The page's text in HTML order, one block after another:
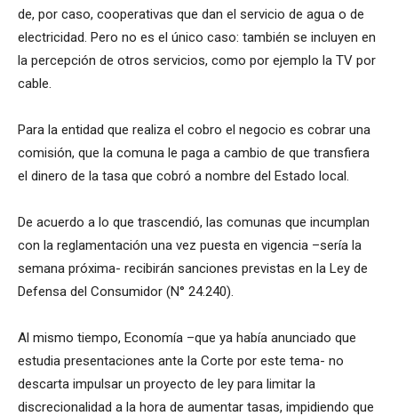
de, por caso, cooperativas que dan el servicio de agua o de
electricidad. Pero no es el único caso: también se incluyen en
la percepción de otros servicios, como por ejemplo la TV por
cable.
Para la entidad que realiza el cobro el negocio es cobrar una
comisión, que la comuna le paga a cambio de que transfiera
el dinero de la tasa que cobró a nombre del Estado local.
De acuerdo a lo que trascendió, las comunas que incumplan
con la reglamentación una vez puesta en vigencia –sería la
semana próxima- recibirán sanciones previstas en la Ley de
Defensa del Consumidor (N° 24.240).
Al mismo tiempo, Economía –que ya había anunciado que
estudia presentaciones ante la Corte por este tema- no
descarta impulsar un proyecto de ley para limitar la
discrecionalidad a la hora de aumentar tasas, impidiendo que